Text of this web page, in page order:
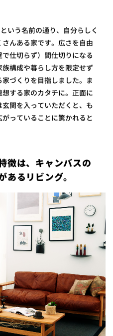
という名前の通り、自分らしく
んある家です。広さを自由
仕切らず）間仕切りになる
構成や暮らし方を限定せず
づくりを目指しました。ま
する家のカタチに。正面に
関を入っていただくと、も
っていることに驚かれると
徴は、キャンバスの
あるリビング。